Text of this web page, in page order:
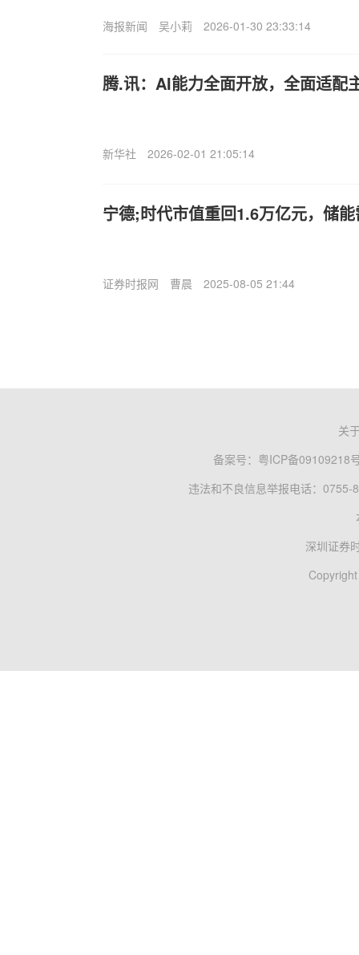
海报新闻 吴小莉 2026-01-30 23:33:14
腾.讯：AI能力全面开放，全面适配
新华社 2026-02-01 21:05:14
宁德;时代市值重回1.6万亿元，储
证券时报网 曹晨 2025-08-05 21:44
关
备案号： 粤ICP备09109218
违法和不良信息举报电话：0755-
深圳证券